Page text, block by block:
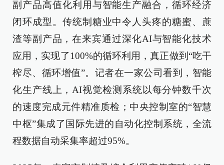
副产品高值化利用与智能生产融合，循环经济
闭环成型。传统制糖业中令人头疼的糖蜜、蔗
渣等副产品，在来宾通过深化AI与智能化技术
应用，实现了100%的循环利用，真正做到“吃干
榨尽、循环增值”。记者在一家公司看到，智能
化生产线上，AI视觉检测系统以每分钟数千次
的速度完成元件精准质检；中央控制室的“智慧
中枢”集成了国际先进的自动化控制系统，全流
程数据自动采集率超过95%。